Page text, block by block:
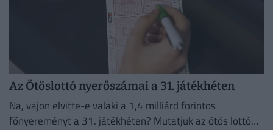
Az Ötöslottó nyerőszámai a 31. játékhéten
Na, vajon elvitte-e valaki a 1,4 milliárd forintos
főnyereményt a 31. játékhéten? Mutatjuk az ötös lottó